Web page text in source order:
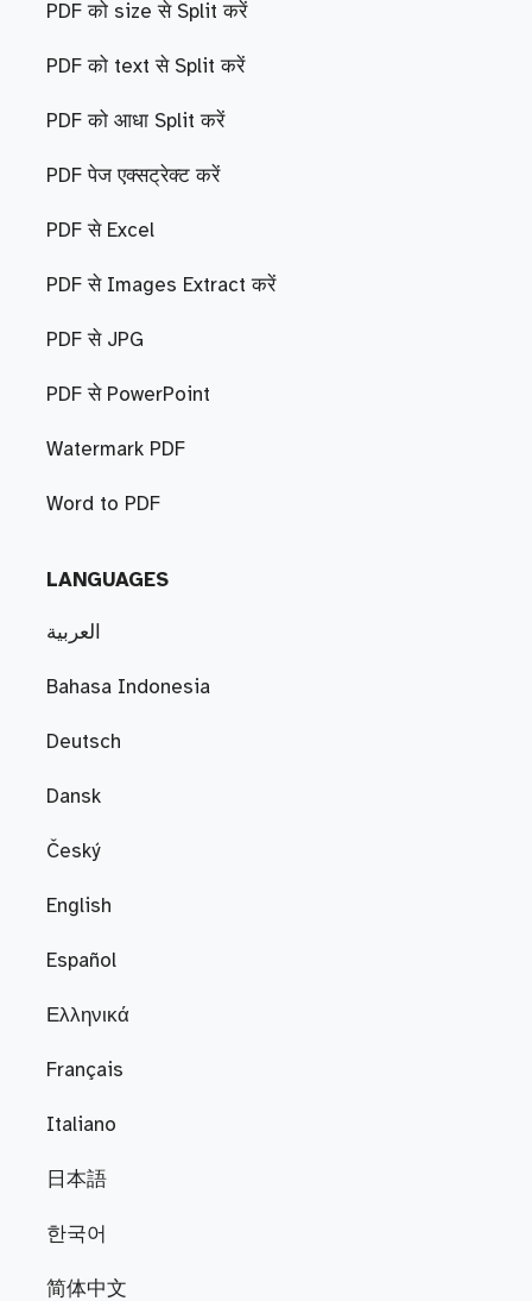
PDF को size से Split करें
PDF को text से Split करें
PDF को आधा Split करें
PDF पेज एक्सट्रेक्ट करें
PDF से Excel
PDF से Images Extract करें
PDF से JPG
PDF से PowerPoint
Watermark PDF
Word to PDF
LANGUAGES
العربية
Bahasa Indonesia
Deutsch
Dansk
Český
English
Español
Ελληνικά
Français
Italiano
日本語
한국어
简体中文